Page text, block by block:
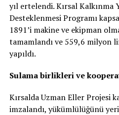
yıl ertelendi. Kırsal Kalkınma
Desteklenmesi Programı
1891’i makine ve ekipman
tamamlandı ve 559,6 milyon
yapıldı.
Sulama birlikleri ve
Kırsalda Uzman Eller Projesi
imzalandı, yükümlülüğünü